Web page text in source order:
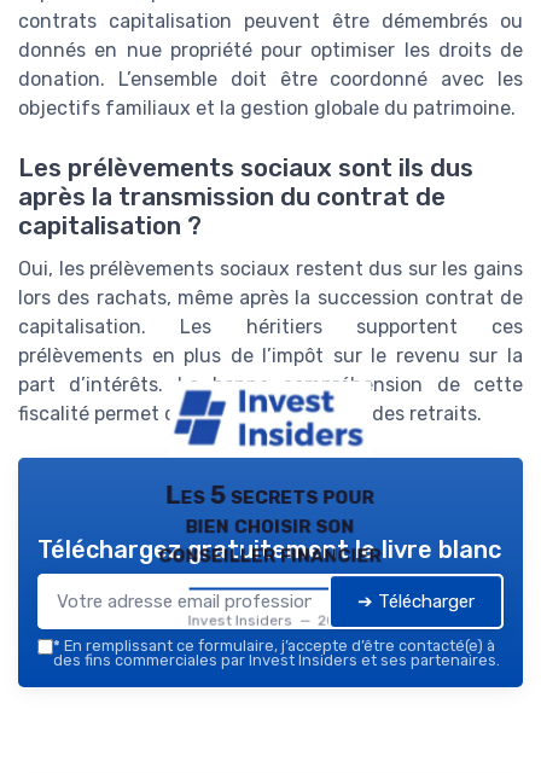
contrats capitalisation peuvent être démembrés ou
donnés en nue propriété pour optimiser les droits de
donation. L’ensemble doit être coordonné avec les
objectifs familiaux et la gestion globale du patrimoine.
Les prélèvements sociaux sont ils dus
après la transmission du contrat de
capitalisation ?
Oui, les prélèvements sociaux restent dus sur les gains
lors des rachats, même après la succession contrat de
capitalisation. Les héritiers supportent ces
prélèvements en plus de l’impôt sur le revenu sur la
part d’intérêts. La bonne compréhension de cette
fiscalité permet d’anticiper le coût réel des retraits.
Les 5 secrets pour
bien choisir son
conseiller financier
Invest Insiders — 2026
Téléchargez gratuitement le livre blanc
➔ Télécharger
* En remplissant ce formulaire, j’accepte d’être contacté(e) à
des fins commerciales par Invest Insiders et ses partenaires.